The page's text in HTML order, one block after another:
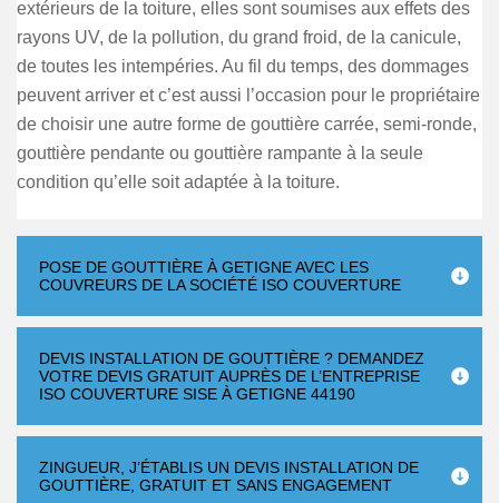
extérieurs de la toiture, elles sont soumises aux effets des
rayons UV, de la pollution, du grand froid, de la canicule,
de toutes les intempéries. Au fil du temps, des dommages
peuvent arriver et c’est aussi l’occasion pour le propriétaire
de choisir une autre forme de gouttière carrée, semi-ronde,
gouttière pendante ou gouttière rampante à la seule
condition qu’elle soit adaptée à la toiture.
POSE DE GOUTTIÈRE À GETIGNE AVEC LES
COUVREURS DE LA SOCIÉTÉ ISO COUVERTURE
DEVIS INSTALLATION DE GOUTTIÈRE ? DEMANDEZ
VOTRE DEVIS GRATUIT AUPRÈS DE L’ENTREPRISE
ISO COUVERTURE SISE À GETIGNE 44190
ZINGUEUR, J’ÉTABLIS UN DEVIS INSTALLATION DE
GOUTTIÈRE, GRATUIT ET SANS ENGAGEMENT